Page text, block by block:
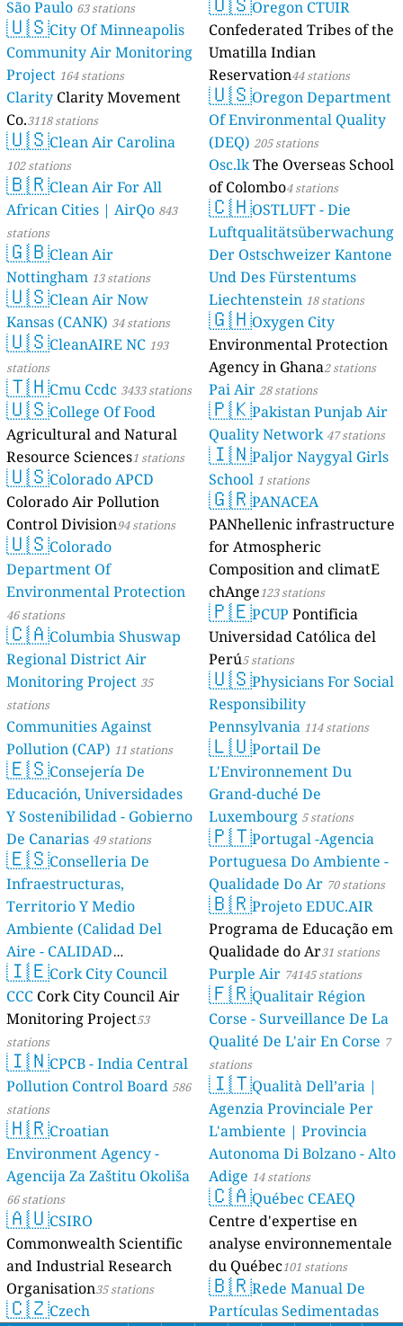
São Paulo 63 stations
🇺🇸City Of Minneapolis
Community Air Monitoring
Project 164 stations
Clarity Clarity Movement
Co.3118 stations
🇺🇸Clean Air Carolina
102 stations
🇧🇷Clean Air For All
African Cities | AirQo 843
stations
🇬🇧Clean Air
Nottingham 13 stations
🇺🇸Clean Air Now
Kansas (CANK) 34 stations
🇺🇸CleanAIRE NC 193
stations
🇹🇭Cmu Ccdc 3433 stations
🇺🇸College Of Food
Agricultural and Natural
Resource Sciences1 stations
🇺🇸Colorado APCD
Colorado Air Pollution
Control Division94 stations
🇺🇸Colorado
Department Of
Environmental Protection
46 stations
🇨🇦Columbia Shuswap
Regional District Air
Monitoring Project 35
stations
Communities Against
Pollution (CAP) 11 stations
🇪🇸Consejería De
Educación, Universidades
Y Sostenibilidad - Gobierno
De Canarias 49 stations
🇪🇸Conselleria De
Infraestructuras,
Territorio Y Medio
Ambiente (Calidad Del
Aire - CALIDAD
AMBIENTAL) 23 stations
🇮🇪Cork City Council
CCC Cork City Council Air
Monitoring Project53
stations
🇮🇳CPCB - India Central
Pollution Control Board 586
stations
🇭🇷Croatian
Environment Agency -
Agencija Za Zaštitu Okoliša
66 stations
🇦🇺CSIRO
Commonwealth Scientific
and Industrial Research
Organisation35 stations
🇨🇿Czech
Oregon CTUIR
Confederated Tribes of the
Umatilla Indian
Reservation44 stations
🇺🇸Oregon Department
Of Environmental Quality
(DEQ) 205 stations
Osc.lkThe Overseas School
of Colombo4 stations
🇨🇭OSTLUFT - Die
Luftqualitätsüberwachung
Der Ostschweizer Kantone
Und Des Fürstentums
Liechtenstein 18 stations
🇬🇭Oxygen City
Environmental Protection
Agency in Ghana2 stations
Pai Air 28 stations
🇵🇰Pakistan Punjab Air
Quality Network 47 stations
🇮🇳Paljor Naygyal Girls
School 1 stations
🇬🇷PANACEA
PANhellenic infrastructure
for Atmospheric
Composition and climatE
chAnge123 stations
🇵🇪PCUP Pontificia
Universidad Católica del
Perú5 stations
🇺🇸Physicians For Social
Responsibility
Pennsylvania 114 stations
🇱🇺Portail De
L'Environnement Du
Grand-duché De
Luxembourg 5 stations
🇵🇹Portugal -Agencia
Portuguesa Do Ambiente -
Qualidade Do Ar 70 stations
🇧🇷Projeto EDUC.AIR
Programa de Educação em
Qualidade do Ar31 stations
Purple Air 74145 stations
🇫🇷Qualitair Région
Corse - Surveillance De La
Qualité De L'air En Corse 7
stations
🇮🇹Qualità Dell’aria |
Agenzia Provinciale Per
L'ambiente | Provincia
Autonoma Di Bolzano - Alto
Adige 14 stations
🇨🇦Québec CEAEQ
Centre d'expertise en
analyse environnementale
du Québec101 stations
🇧🇷Rede Manual De
Partículas Sedimentadas